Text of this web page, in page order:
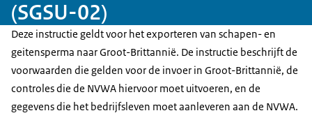
(SGSU-02)
Deze instructie geldt voor het exporteren van schapen- en
geitensperma naar Groot-Brittannië. De instructie beschrijft de
voorwaarden die gelden voor de invoer in Groot-Brittannië, de
controles die de NVWA hiervoor moet uitvoeren, en de
gegevens die het bedrijfsleven moet aanleveren aan de NVWA.